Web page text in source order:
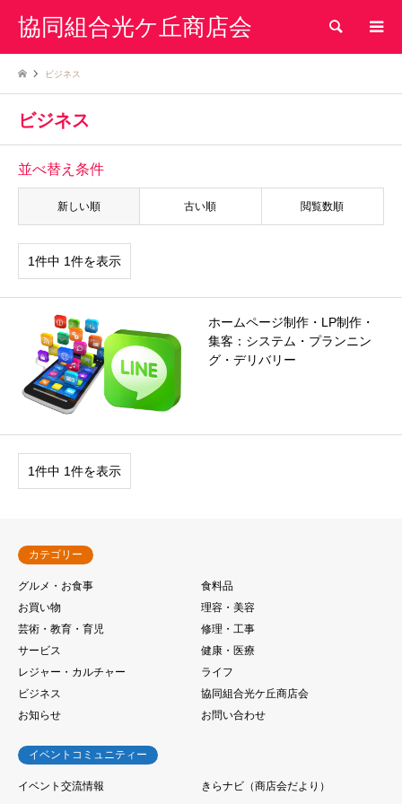
協同組合光ケ丘商店会 検索
ビジネス
ビジネス
並べ替え条件
新しい順 古い順 閲覧数順
1件中 1件を表示
ホームページ制作・LP制作・
集客：システム・プランニン
グ・デリバリー
1件中 1件を表示
カテゴリー
グルメ・お食事
食料品
お買い物
理容・美容
芸術・教育・育児
修理・工事
サービス
健康・医療
レジャー・カルチャー
ライフ
ビジネス
協同組合光ケ丘商店会
お知らせ
お問い合わせ
イベントコミュニティー
イベント交流情報 きらナビ（商店会だより）